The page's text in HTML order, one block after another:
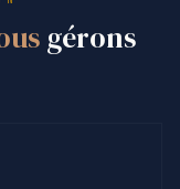
gérons